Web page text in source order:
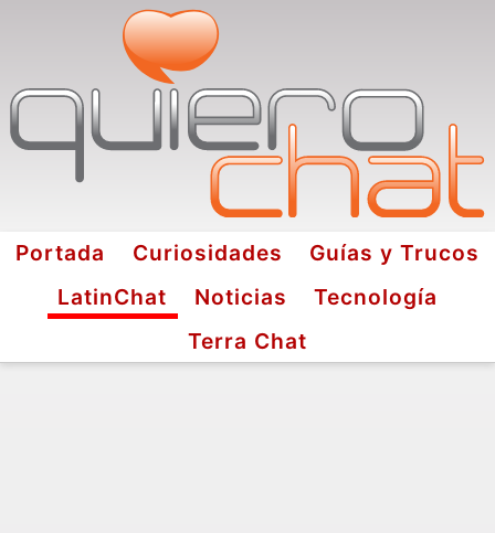
Portada Curiosidades
Guías y Trucos
LatinChat
Noticias
Tecnología
Terra Chat